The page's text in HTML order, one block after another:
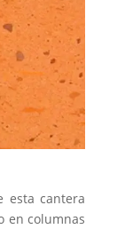
esta cantera
en columnas